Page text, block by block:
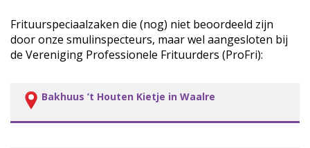
Frituurspeciaalzaken die (nog) niet beoordeeld zijn
door onze smulinspecteurs, maar wel aangesloten bij
de Vereniging Professionele Frituurders (ProFri):
Bakhuus ’t Houten Kietje in Waalre